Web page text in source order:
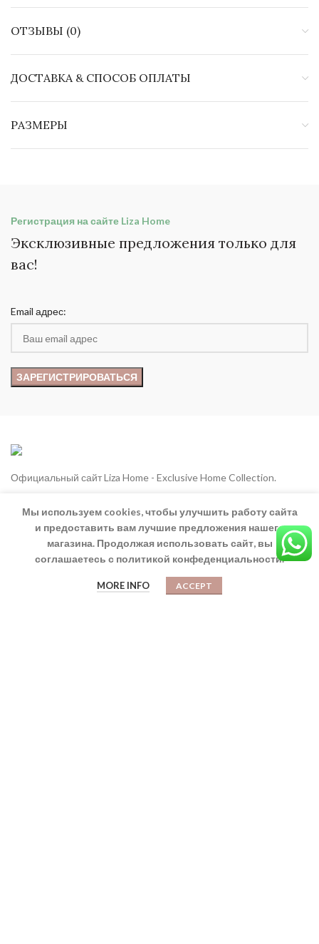
ОТЗЫВЫ (0)
ДОСТАВКА & СПОСОБ ОПЛАТЫ
РАЗМЕРЫ
Регистрация на сайте Liza Home
Эксклюзивные предложения только для
вас!
Email адрес:
Официальный сайт Liza Home - Exclusive Home Collection.
Göynük mah. Atatürk Cad. 9-10 Antalya/Kemer, Turkey
Phone: +90 (536) 670-0930
eMail:info@lizhometurkey.com
Мы используем cookies, чтобы улучшить работу сайта
и предоставить вам лучшие предложения нашего
магазина. Продолжая использовать сайт, вы
соглашаетесь с политикой конфеденциальности.
MORE INFO ACCEPT
Корзина